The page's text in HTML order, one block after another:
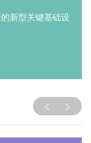
新型关键基础设